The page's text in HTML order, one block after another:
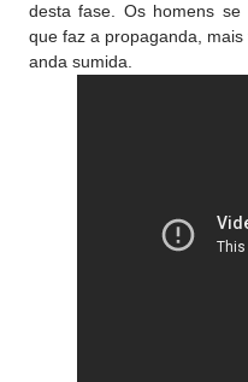
desta fase. Os homens se
que faz a propaganda,
anda sumida.